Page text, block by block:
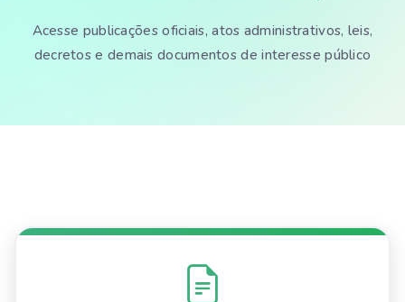
Acesse publicações oficiais, atos administrativos, leis,
decretos e demais documentos de interesse público